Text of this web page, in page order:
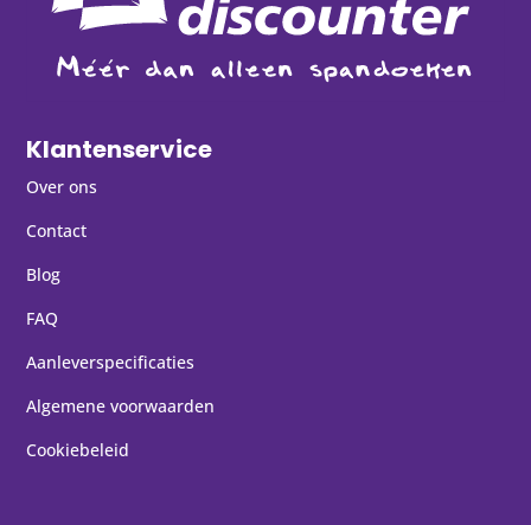
Klantenservice
Over ons
Contact
Blog
FAQ
Aanleverspecificaties
Algemene voorwaarden
Cookiebeleid